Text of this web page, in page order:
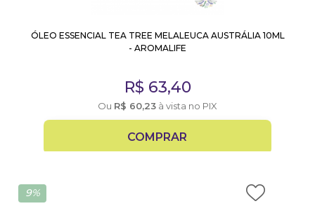
ÓLEO ESSENCIAL TEA TREE MELALEUCA AUSTRÁLIA 10ML
- AROMALIFE
R$ 63,40
Ou R$ 60,23 à vista no PIX
COMPRAR
9%